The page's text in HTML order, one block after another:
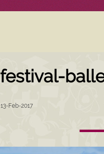
festival-
13-Feb-2017